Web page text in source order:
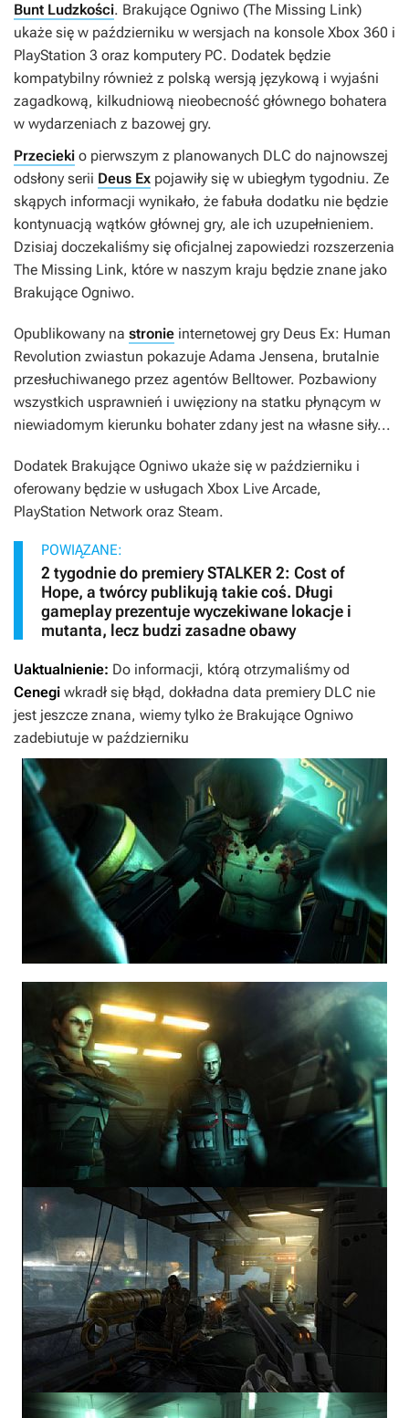
Bunt Ludzkości. Brakujące Ogniwo (The Missing Link)
ukaże się w październiku w wersjach na konsole Xbox 360 i
PlayStation 3 oraz komputery PC. Dodatek będzie
kompatybilny również z polską wersją językową i wyjaśni
zagadkową, kilkudniową nieobecność głównego bohatera
w wydarzeniach z bazowej gry.
Przecieki o pierwszym z planowanych DLC do najnowszej
odsłony serii Deus Ex pojawiły się w ubiegłym tygodniu. Ze
skąpych informacji wynikało, że fabuła dodatku nie będzie
kontynuacją wątków głównej gry, ale ich uzupełnieniem.
Dzisiaj doczekaliśmy się oficjalnej zapowiedzi rozszerzenia
The Missing Link, które w naszym kraju będzie znane jako
Brakujące Ogniwo.
Opublikowany na stronie internetowej gry Deus Ex: Human
Revolution zwiastun pokazuje Adama Jensena, brutalnie
przesłuchiwanego przez agentów Belltower. Pozbawiony
wszystkich usprawnień i uwięziony na statku płynącym w
niewiadomym kierunku bohater zdany jest na własne siły...
Dodatek Brakujące Ogniwo ukaże się w październiku i
oferowany będzie w usługach Xbox Live Arcade,
PlayStation Network oraz Steam.
POWIĄZANE:
2 tygodnie do premiery STALKER 2: Cost of
Hope, a twórcy publikują takie coś. Długi
gameplay prezentuje wyczekiwane lokacje i
mutanta, lecz budzi zasadne obawy
Uaktualnienie: Do informacji, którą otrzymaliśmy od
Cenegi wkradł się błąd, dokładna data premiery DLC nie
jest jeszcze znana, wiemy tylko że Brakujące Ogniwo
zadebiutuje w październiku